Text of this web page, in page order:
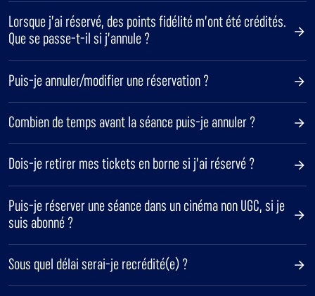
Lorsque j’ai réservé, des points fidélité m’ont été crédités.
Que se passe-t-il si j’annule ?
Puis-je annuler/modifier une réservation ?
Combien de temps avant la séance puis-je annuler ?
Dois-je retirer mes tickets en borne si j’ai réservé ?
Puis-je réserver une séance dans un cinéma non UGC, si je
suis abonné ?
Sous quel délai serai-je recrédité(e) ?